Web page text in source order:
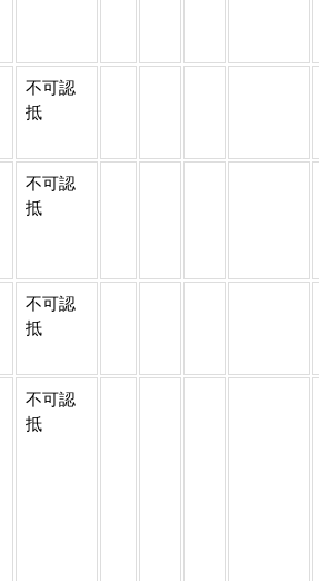
不可認
抵
不可認
抵
不可認
抵
不可認
抵